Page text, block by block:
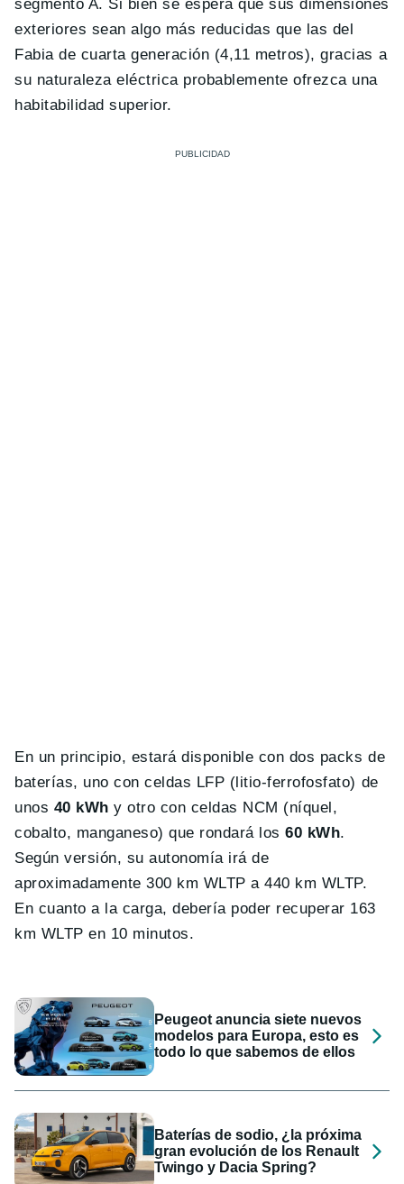
segmento A. Si bien se espera que sus dimensiones
exteriores sean algo más reducidas que las del
Fabia de cuarta generación (4,11 metros), gracias a
su naturaleza eléctrica probablemente ofrezca una
habitabilidad superior.
En un principio, estará disponible con dos packs de
baterías, uno con celdas LFP (litio-ferrofosfato) de
unos 40 kWh y otro con celdas NCM (níquel,
cobalto, manganeso) que rondará los60 kWh.
Según versión, su autonomía irá de
aproximadamente 300 km WLTP a 440 km WLTP.
En cuanto a la carga, debería poder recuperar 163
km WLTP en 10 minutos.
Peugeot anuncia siete nuevos
modelos para Europa, esto es
todo lo que sabemos de ellos
Baterías de sodio, ¿la próxima
gran evolución de los Renault
Twingo y Dacia Spring?